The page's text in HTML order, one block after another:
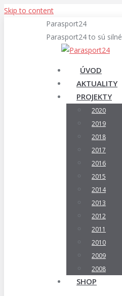
Skip to content
Parasport24
Parasport24 to sú
ÚVOD
AKTUALITY
PROJEKTY
2020
2019
2018
2017
2016
2015
2014
2013
2012
2011
2010
2009
2008
SHOP